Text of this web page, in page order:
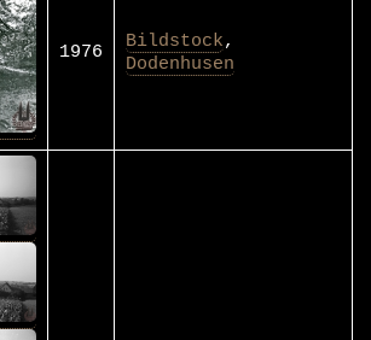
1976 Bildstock,
Dodenhusen